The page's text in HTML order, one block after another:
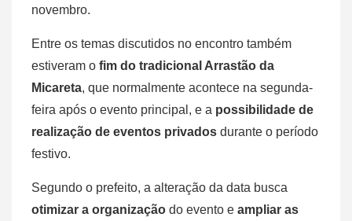
novembro.
Entre os temas discutidos no encontro também
estiveram o fim do tradicional Arrastão da
Micareta, que normalmente acontece na segunda-
feira após o evento principal, e a possibilidade de
realização de eventos privados durante o período
festivo.
Segundo o prefeito, a alteração da data busca
otimizar a organização do evento e ampliar as